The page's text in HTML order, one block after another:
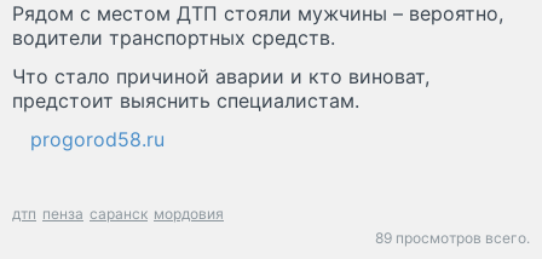
Рядом с местом ДТП стояли мужчины – вероятно,
водители транспортных средств.
Что стало причиной аварии и кто виноват,
предстоит выяснить специалистам.
progorod58.ru
дтп пенза саранск мордовия
89 просмотров всего.